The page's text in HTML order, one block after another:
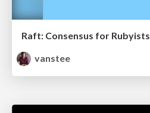
Raft: Consensus for Rubyists
vanstee